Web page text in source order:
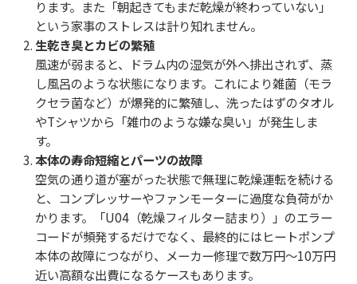
ります。また「朝起きてもまだ乾燥が終わっていない」
という家事のストレスは計り知れません。
生乾き臭とカビの繁殖
風速が弱まると、ドラム内の湿気が外へ排出されず、蒸
し風呂のような状態になります。これにより雑菌（モラ
クセラ菌など）が爆発的に繁殖し、洗ったはずのタオル
やTシャツから「雑巾のような嫌な臭い」が発生しま
す。
本体の寿命短縮とパーツの故障
空気の通り道が塞がった状態で無理に乾燥運転を続ける
と、コンプレッサーやファンモーターに過度な負荷がか
かります。「U04（乾燥フィルター詰まり）」のエラー
コードが頻発するだけでなく、最終的にはヒートポンプ
本体の故障につながり、メーカー修理で数万円〜10万円
近い高額な出費になるケースもあります。